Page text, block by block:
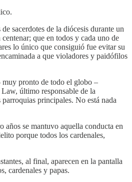
sacerdotes de la diócesis durante un
que en todos y cada uno de
lo único que consiguió fue evitar su
a que violadores y paidófilos
muy pronto de todo el globo –
último responsable de la
principales. No está nada
se mantuvo aquella conducta en
porque todos los cardenales,
al final, aparecen en la pantalla
cardenales y papas.